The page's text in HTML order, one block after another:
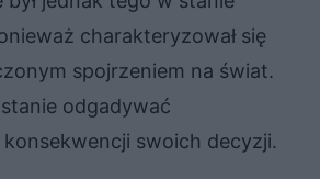
charakteryzował się
spojrzeniem na świat.
odgadywać
konsekwencji swoich decyzji.